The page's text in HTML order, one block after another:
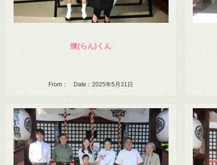
煉(らん)くん
From： Date：2025年5月31日